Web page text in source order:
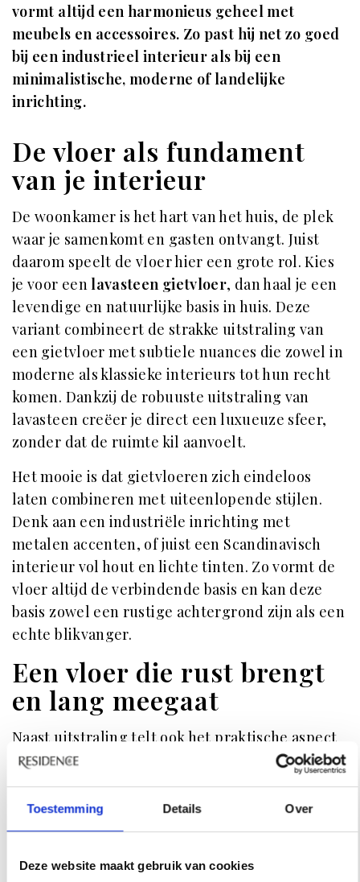
Toestemming Details Over
Deze website maakt gebruik van cookies
vormt altijd een harmonieus geheel met
meubels en accessoires. Zo past hij net zo goed
bij een industrieel interieur als bij een
minimalistische, moderne of landelijke
inrichting.
De vloer als fundament
van je interieur
De woonkamer is het hart van het huis, de plek
waar je samenkomt en gasten ontvangt. Juist
daarom speelt de vloer hier een grote rol. Kies
je voor een lavasteen gietvloer, dan haal je een
levendige en natuurlijke basis in huis. Deze
variant combineert de strakke uitstraling van
een gietvloer met subtiele nuances die zowel in
moderne als klassieke interieurs tot hun recht
komen. Dankzij de robuuste uitstraling van
lavasteen creëer je direct een luxueuze sfeer,
zonder dat de ruimte kil aanvoelt.
Het mooie is dat gietvloeren zich eindeloos
laten combineren met uiteenlopende stijlen.
Denk aan een industriële inrichting met
metalen accenten, of juist een Scandinavisch
interieur vol hout en lichte tinten. Zo vormt de
vloer altijd de verbindende basis en kan deze
basis zowel een rustige achtergrond zijn als een
echte blikvanger.
Een vloer die rust brengt
en lang meegaat
Naast uitstraling telt ook het praktische aspect
mee. Doordat een gietvloer naadloos is, hopen
stof en vuil zich nergens op. Dat maakt hem
hygiënisch en eenvoudig schoon te houden.
Daarbij is hij slijtvast, onderhoudsarm en gaat hij
verliezen. Websites zoalscoatingvloer.nl